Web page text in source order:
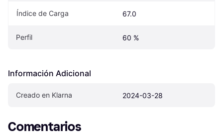
Índice de Carga 67.0
Perfil 60 %
Información Adicional
Creado en Klarna 2024-03-28
Comentarios